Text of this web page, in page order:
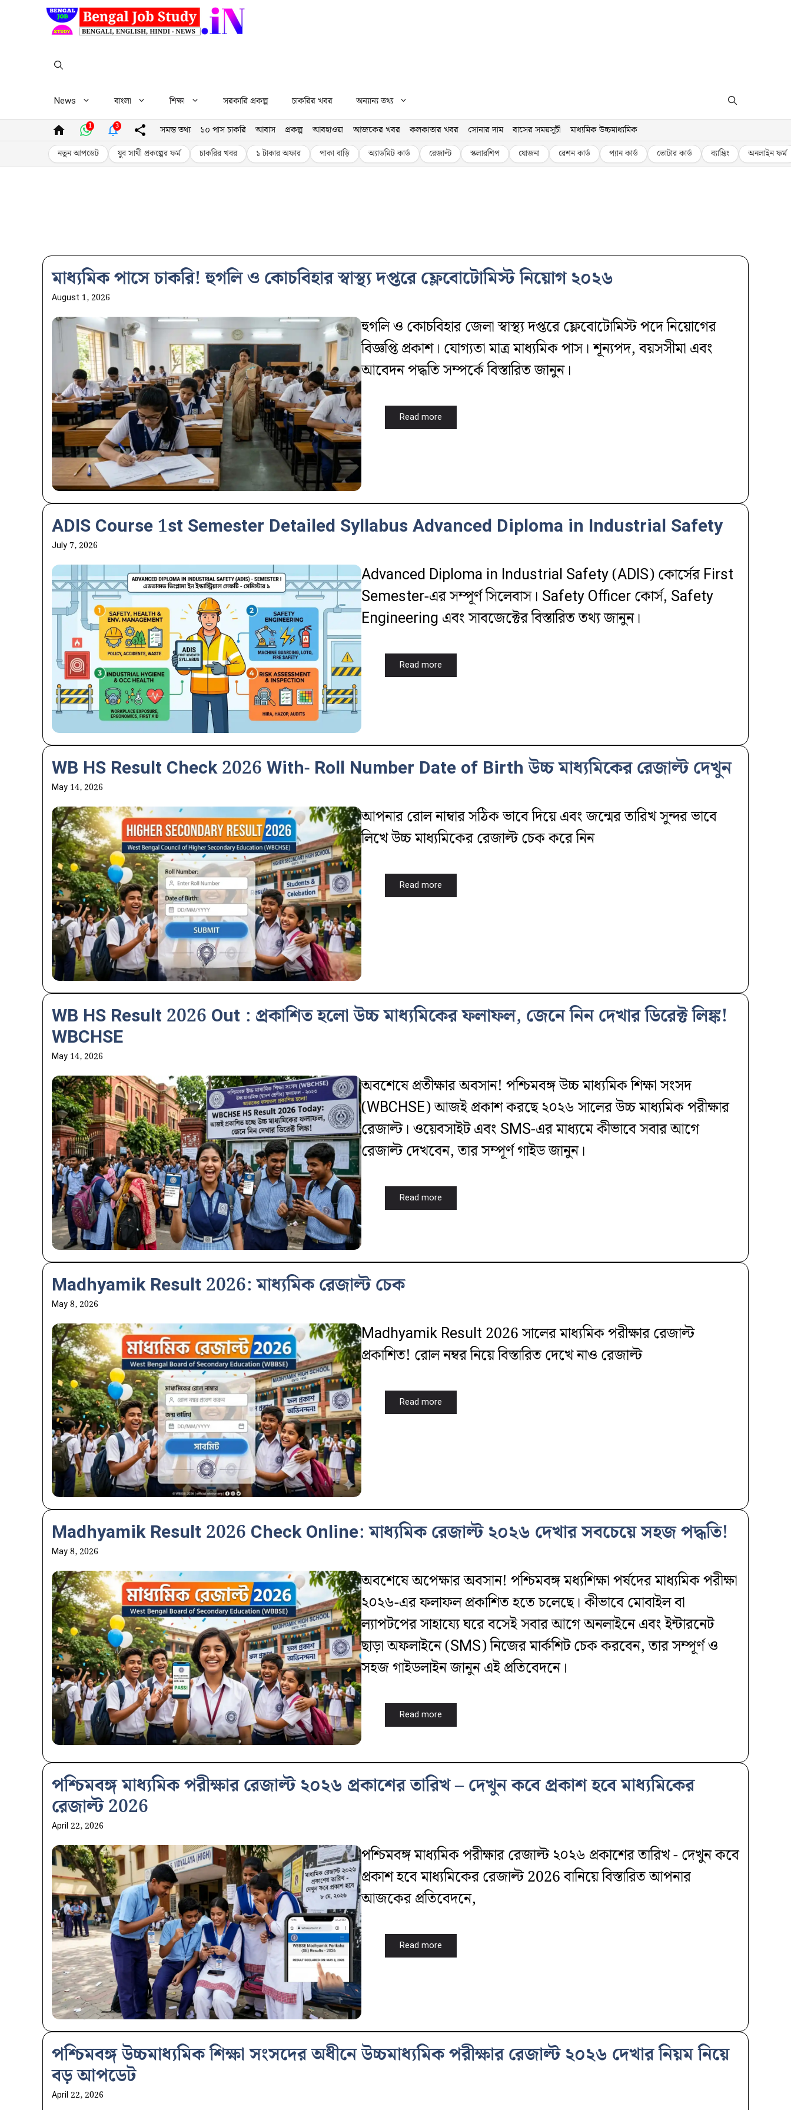
News বাংলা শিক্ষা সরকারি প্রকল্প চাকরির খবর অন্যান্য তথ্য
1 3 সমস্ত তথ্য ১০ পাস চাকরি আবাস প্রকল্প আবহাওয়া আজকের খবর কলকাতার খবর সোনার দাম বাসের সময়সূচী মাধ্যমিক উচ্চমাধ্যমিক
নতুন আপডেট যুব সাথী প্রকল্পের ফর্ম চাকরির খবর ১ টাকার অফার পাকা বাড়ি অ্যাডমিট কার্ড রেজাল্ট স্কলারশিপ যোজনা রেশন কার্ড প্যান কার্ড ভোটার কার্ড ব্যাঙ্কিং অনলাইন ফর্ম
মাধ্যমিক পাসে চাকরি! হুগলি ও কোচবিহার স্বাস্থ্য দপ্তরে ফ্লেবোটোমিস্ট নিয়োগ ২০২৬
August 1, 2026
হুগলি ও কোচবিহার জেলা স্বাস্থ্য দপ্তরে ফ্লেবোটোমিস্ট পদে নিয়োগের
বিজ্ঞপ্তি প্রকাশ। যোগ্যতা মাত্র মাধ্যমিক পাস। শূন্যপদ, বয়সসীমা এবং
আবেদন পদ্ধতি সম্পর্কে বিস্তারিত জানুন।
Read more
ADIS Course 1st Semester Detailed Syllabus Advanced Diploma in Industrial Safety
July 7, 2026
Advanced Diploma in Industrial Safety (ADIS) কোর্সের First
Semester-এর সম্পূর্ণ সিলেবাস। Safety Officer কোর্স, Safety
Engineering এবং সাবজেক্টের বিস্তারিত তথ্য জানুন।
Read more
WB HS Result Check 2026 With- Roll Number Date of Birth উচ্চ মাধ্যমিকের রেজাল্ট দেখুন
May 14, 2026
আপনার রোল নাম্বার সঠিক ভাবে দিয়ে এবং জন্মের তারিখ সুন্দর ভাবে
লিখে উচ্চ মাধ্যমিকের রেজাল্ট চেক করে নিন
Read more
WB HS Result 2026 Out : প্রকাশিত হলো উচ্চ মাধ্যমিকের ফলাফল, জেনে নিন দেখার ডিরেক্ট লিঙ্ক!
WBCHSE
May 14, 2026
অবশেষে প্রতীক্ষার অবসান! পশ্চিমবঙ্গ উচ্চ মাধ্যমিক শিক্ষা সংসদ
(WBCHSE) আজই প্রকাশ করছে ২০২৬ সালের উচ্চ মাধ্যমিক পরীক্ষার
রেজাল্ট। ওয়েবসাইট এবং SMS-এর মাধ্যমে কীভাবে সবার আগে
রেজাল্ট দেখবেন, তার সম্পূর্ণ গাইড জানুন।
Read more
Madhyamik Result 2026: মাধ্যমিক রেজাল্ট চেক
May 8, 2026
Madhyamik Result 2026 সালের মাধ্যমিক পরীক্ষার রেজাল্ট
প্রকাশিত! রোল নম্বর নিয়ে বিস্তারিত দেখে নাও রেজাল্ট
Read more
Madhyamik Result 2026 Check Online: মাধ্যমিক রেজাল্ট ২০২৬ দেখার সবচেয়ে সহজ পদ্ধতি!
May 8, 2026
অবশেষে অপেক্ষার অবসান! পশ্চিমবঙ্গ মধ্যশিক্ষা পর্ষদের মাধ্যমিক পরীক্ষা
২০২৬-এর ফলাফল প্রকাশিত হতে চলেছে। কীভাবে মোবাইল বা
ল্যাপটপের সাহায্যে ঘরে বসেই সবার আগে অনলাইনে এবং ইন্টারনেট
ছাড়া অফলাইনে (SMS) নিজের মার্কশিট চেক করবেন, তার সম্পূর্ণ ও
সহজ গাইডলাইন জানুন এই প্রতিবেদনে।
Read more
পশ্চিমবঙ্গ মাধ্যমিক পরীক্ষার রেজাল্ট ২০২৬ প্রকাশের তারিখ – দেখুন কবে প্রকাশ হবে মাধ্যমিকের
রেজাল্ট 2026
April 22, 2026
পশ্চিমবঙ্গ মাধ্যমিক পরীক্ষার রেজাল্ট ২০২৬ প্রকাশের তারিখ - দেখুন কবে
প্রকাশ হবে মাধ্যমিকের রেজাল্ট 2026 বানিয়ে বিস্তারিত আপনার
আজকের প্রতিবেদনে,
Read more
​পশ্চিমবঙ্গ উচ্চমাধ্যমিক শিক্ষা সংসদের অধীনে উচ্চমাধ্যমিক পরীক্ষার রেজাল্ট ২০২৬ দেখার নিয়ম নিয়ে
বড় আপডেট
April 22, 2026